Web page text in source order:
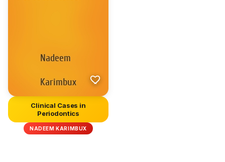
Clinical Cases in
Periodontics
NADEEM KARIMBUX